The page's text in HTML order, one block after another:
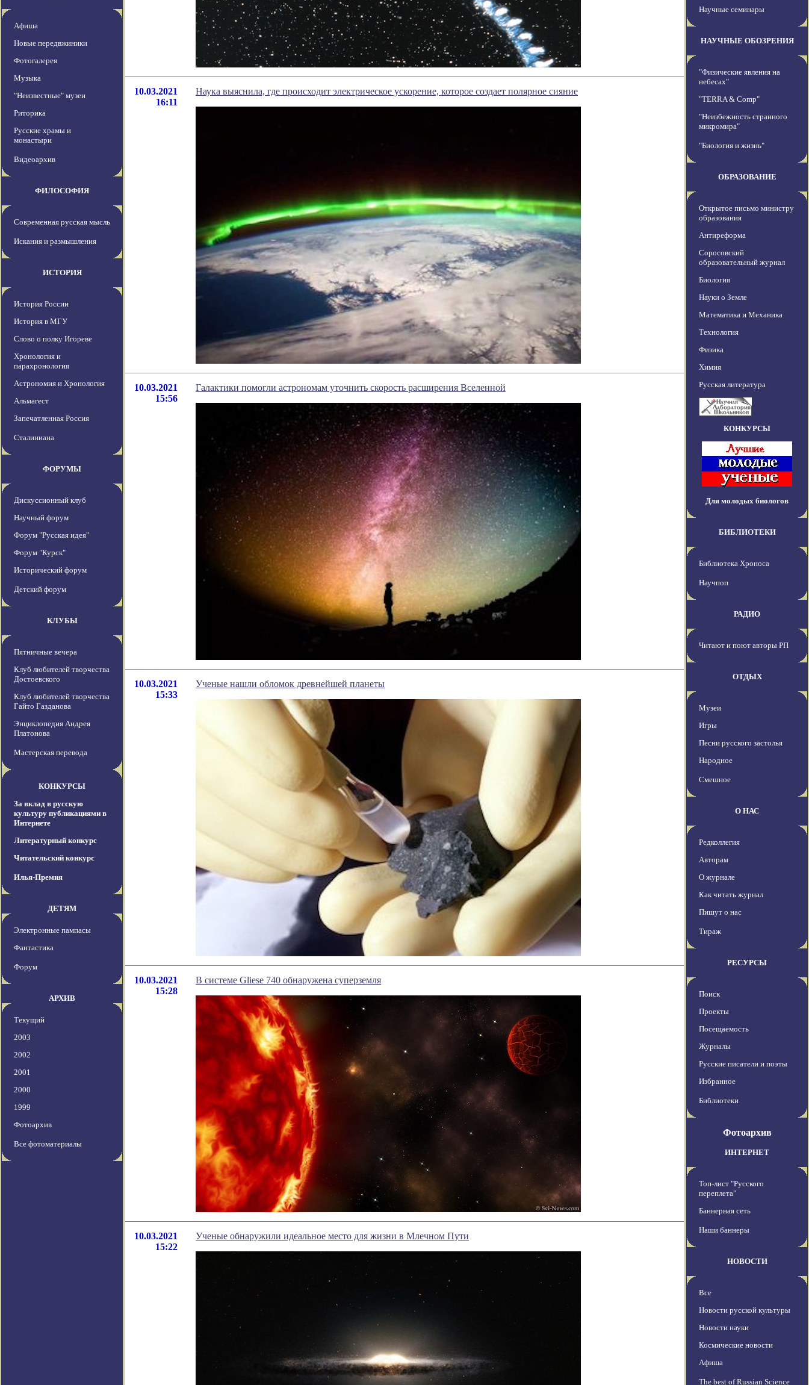
Афиша
Новые передвжиники
Фотогалерея
Музыка
"Неизвестные" музеи
Риторика
Русские храмы и
монастыри
Видеоархив
ФИЛОСОФИЯ
Современная русская мысль
Искания и размышления
ИСТОРИЯ
История России
История в МГУ
Слово о полку Игореве
Хронология и
парахронология
Астрономия и Хронология
Альмагест
Запечатленная Россия
Сталиниана
ФОРУМЫ
Дискуссионный клуб
Научный форум
Форум "Русская идея"
Форум "Курск"
Исторический форум
Детский форум
КЛУБЫ
Пятничные вечера
Клуб любителей творчества
Достоевского
Клуб любителей творчества
Гайто Газданова
Энциклопедия Андрея
Платонова
Мастерская перевода
КОНКУРСЫ
За вклад в русскую
культуру публикациями в
Интернете
Литературный конкурс
Читательский конкурс
Илья-Премия
ДЕТЯМ
Электронные пампасы
Фантастика
Форум
АРХИВ
Текущий
2003
2002
2001
2000
1999
Фотоархив
Все фотоматериалы
10.03.2021
16:11
Наука выяснила, где происходит электрическое ускорение, которое создает полярное сияние
10.03.2021
15:56
Галактики помогли астрономам уточнить скорость расширения Вселенной
10.03.2021
15:33
Ученые нашли обломок древнейшей планеты
10.03.2021
15:28
В системе Gliese 740 обнаружена суперземля
10.03.2021
15:22
Ученые обнаружили идеальное место для жизни в Млечном Пути
Научные семинары
НАУЧНЫЕ ОБОЗРЕНИЯ
"Физические явления на
небесах"
"TERRA & Comp"
"Неизбежность странного
микромира"
"Биология и жизнь"
ОБРАЗОВАНИЕ
Открытое письмо министру
образования
Антиреформа
Соросовский
образовательный журнал
Биология
Науки о Земле
Математика и Механика
Технология
Физика
Химия
Русская литература
КОНКУРСЫ
Для молодых биологов
БИБЛИОТЕКИ
Библиотека Хроноса
Научпоп
РАДИО
Читают и поют авторы РП
ОТДЫХ
Музеи
Игры
Песни русского застолья
Народное
Смешное
О НАС
Редколлегия
Авторам
О журнале
Как читать журнал
Пишут о нас
Тираж
РЕСУРСЫ
Поиск
Проекты
Посещаемость
Журналы
Русские писатели и поэты
Избранное
Библиотеки
Фотоархив
ИНТЕРНЕТ
Топ-лист "Русского
переплета"
Баннерная сеть
Наши баннеры
НОВОСТИ
Все
Новости русской культуры
Новости науки
Космические новости
Афиша
The best of Russian Science